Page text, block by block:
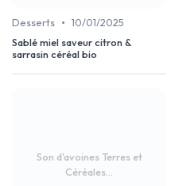
Desserts • 10/01/2025
Sablé miel saveur citron &
sarrasin céréal bio
Son d'avoines Terres et
Céréales...